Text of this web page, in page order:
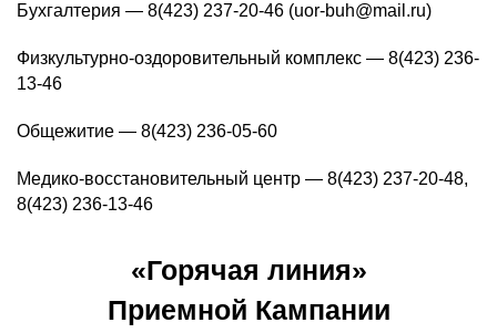
«Горячая линия»
Приемной Кампании
Бухгалтерия — 8(423) 237-20-46 (uor-buh@mail.ru)
Физкультурно-оздоровительный комплекс — 8(423) 236-
13-46
Общежитие — 8(423) 236-05-60
Медико-восстановительный центр — 8(423) 237-20-48,
8(423) 236-13-46